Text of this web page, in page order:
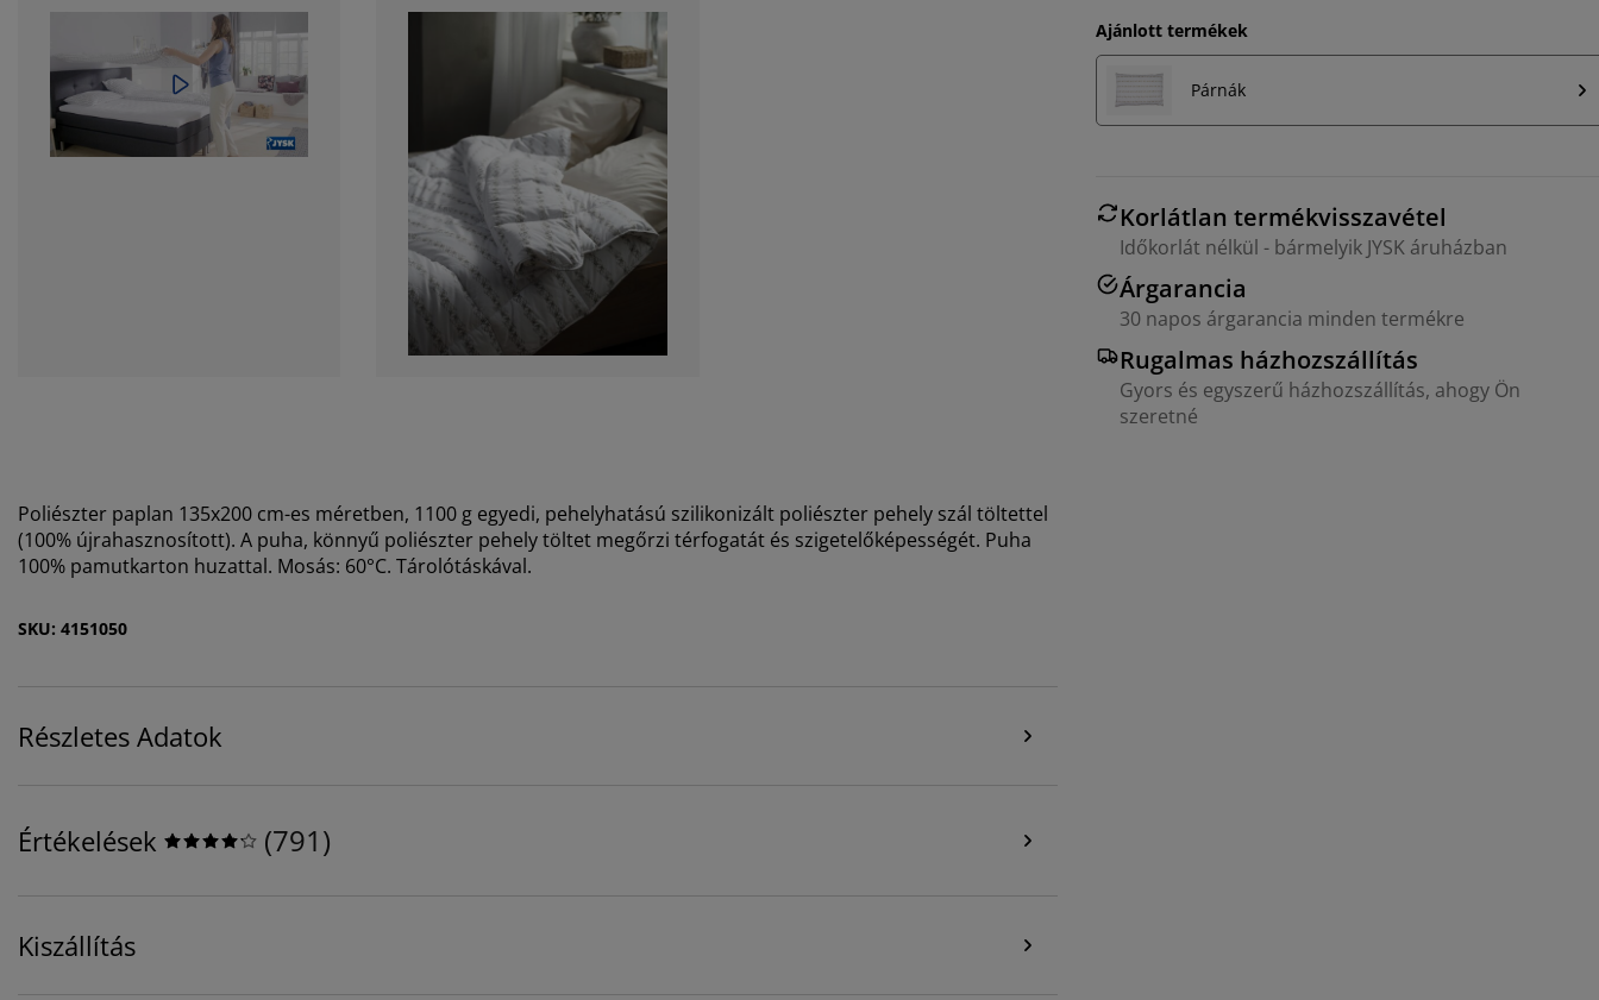
Ajánlott termékek
Párnák
Korlátlan termékvisszavétel
Időkorlát nélkül - bármelyik JYSK áruházban
Árgarancia
30 napos árgarancia minden termékre
Rugalmas házhozszállítás
Gyors és egyszerű házhozszállítás, ahogy Ön
szeretné
Poliészter paplan 135x200 cm-es méretben, 1100 g egyedi, pehelyhatású szilikonizált poliészter pehely szál töltettel
(100% újrahasznosított). A puha, könnyű poliészter pehely töltet megőrzi térfogatát és szigetelőképességét. Puha
100% pamutkarton huzattal. Mosás: 60°C. Tárolótáskával.
SKU: 4151050
Részletes Adatok
Értékelések (791)
Kiszállítás